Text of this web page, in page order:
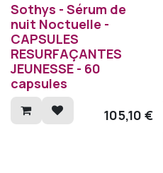
Sothys - Sérum de
nuit Noctuelle -
CAPSULES
RESURFAÇANTES
JEUNESSE - 60
capsules
105,10 €